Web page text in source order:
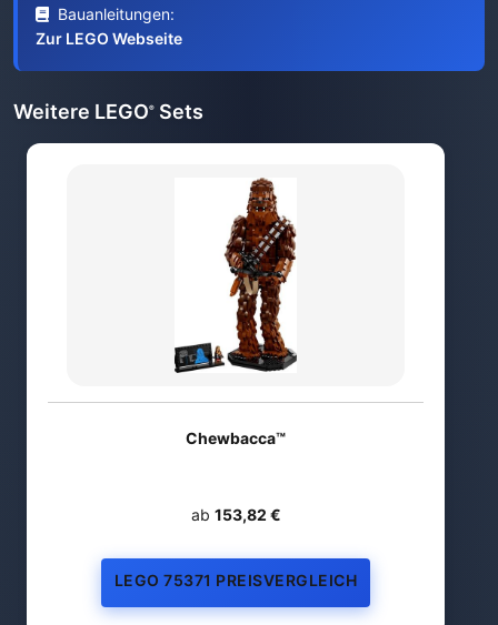
Bauanleitungen:
Zur LEGO Webseite
Weitere LEGO® Sets
Chewbacca™
ab 153,82 €
LEGO 75371 PREISVERGLEICH